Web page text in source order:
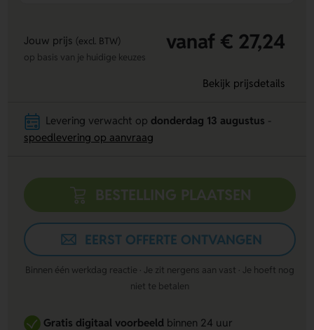
Jouw prijs (excl. BTW) vanaf € 27,24
op basis van je huidige keuzes
Bekijk prijsdetails
Levering verwacht op donderdag 13 augustus
spoedlevering op aanvraag
BESTELLING PLAATSEN
EERST OFFERTE ONTVANGEN
Binnen één werkdag reactie · Je zit nergens aan vast · Je hoeft nog
niet te betalen
Gratis digitaal voorbeeldbinnen 24 uur